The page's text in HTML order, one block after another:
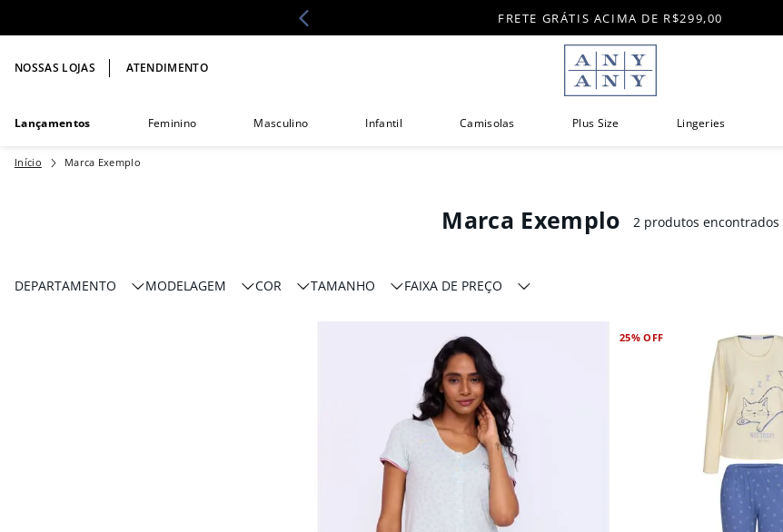
FRETE GRÁTIS ACIMA DE R$299,00
NOSSAS LOJAS ATENDIMENTO
Lançamentos Feminino Masculino Infantil Camisolas Plus Size Lingeries
Marca Exemplo
Marca Exemplo 2 produtos
DEPARTAMENTO COR TAMANHO FAIXA DE PREÇO
R$ 289,00 25%OFF